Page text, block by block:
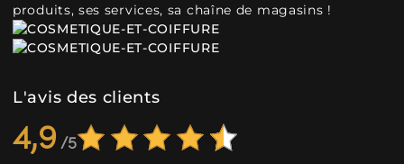
produits, ses services, sa chaîne de magasins !
L'avis des clients
4,9